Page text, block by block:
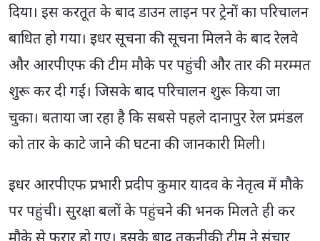
दिया। इस करतूत के बाद डाउन लाइन पर ट्रेनों का परिचालन
बाधित हो गया। इधर सूचना की सूचना मिलने के बाद रेलवे
और आरपीएफ की टीम मौके पर पहुंची और तार की मरम्मत
शुरू कर दी गई। जिसके बाद परिचालन शुरू किया जा
चुका। बताया जा रहा है कि सबसे पहले दानापुर रेल प्रमंडल
को तार के काटे जाने की घटना की जानकारी मिली।
इधर आरपीएफ प्रभारी प्रदीप कुमार यादव के नेतृत्व में मौके
पर पहुंची। सुरक्षा बलों के पहुंचने की भनक मिलते ही कर